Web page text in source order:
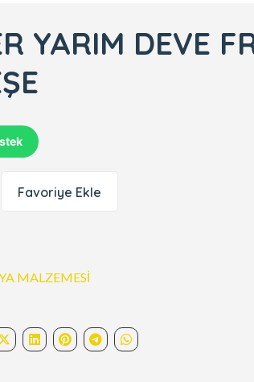
YARIM DEVE
Favoriye Ekle
MALZEMESİ